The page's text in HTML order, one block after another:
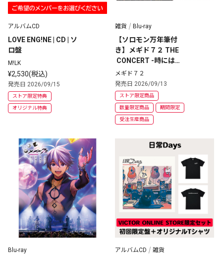
アルバムCD
LOVE ENG!NE | CD | ソ
ロ盤
M!LK
¥2,530(税込)
発売日 2026/09/15
ストア限定特典
オリジナル特典
雑貨 Blu-ray
【ソロモン万年筆付
き】メギド７２ THE
CONCERT -時には戦
果の記憶を辿って- Bl
u-ray
メギド７２
発売日 2026/09/13
ストア限定商品
数量限定商品 期間限定
受注生産商品
Blu-ray アルバムCD 雑貨